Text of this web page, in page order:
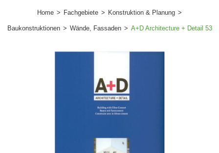
Home > Fachgebiete > Konstruktion & Planung >
Baukonstruktionen > Wände, Fassaden > A+D Architecture + Detail 53